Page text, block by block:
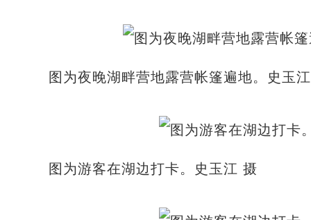
图为夜晚湖畔营地露营帐篷遍地。史玉
图为游客在湖边打卡。史玉江 摄